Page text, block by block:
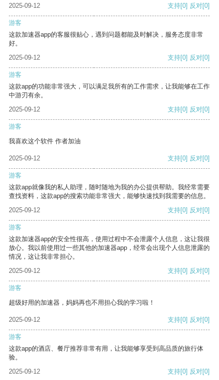
2025-09-12
支持[0] 反对[0]
游客
这款加速器app的客服很贴心，遇到问题都能及时解决，服务态度非常
好。
2025-09-12
支持[0] 反对[0]
游客
这款app的功能非常强大，可以满足我所有的工作需求，让我能够在工作
中游刃有余。
2025-09-12
支持[0] 反对[0]
游客
我喜欢这个软件 作者加油
2025-09-12 支持[0] 反对[0]
游客
这款app就像我的私人助理，随时随地为我的办公提供帮助。我经常需要
查找资料，这款app的搜索功能非常强大，能够快速找到我需要的信息。
2025-09-12
支持[0] 反对[0]
游客
这款加速器app的安全性很高，使用过程中不会泄露个人信息，这让我很
放心。我以前使用过一些其他的加速器app，经常会出现个人信息泄露的
情况，这让我非常担心。
2025-09-12
支持[0] 反对[0]
游客
超级好用的加速器，妈妈再也不用担心我的学习啦！
2025-09-12 支持[0] 反对[0]
游客
这款app的酒店、餐厅推荐非常有用，让我能够享受到高品质的旅行体
验。
2025-09-12
支持[0] 反对[0]